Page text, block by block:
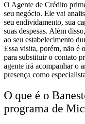
O Agente de Crédito
seu negócio. Ele vai
seu endividamento, sua
suas despesas. Além
ao seu estabelecimento
Essa visita, porém, não é
para substituir o contato
agente irá acompanhar o
presença como
O que é o
programa de